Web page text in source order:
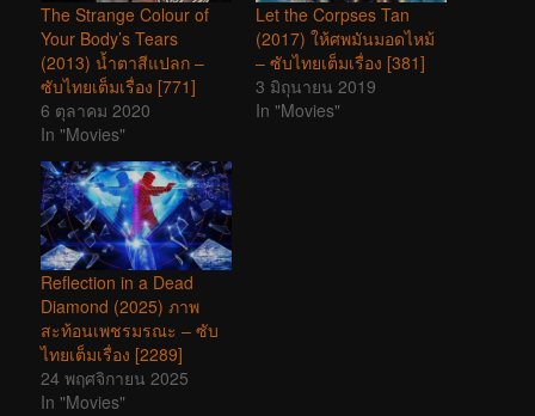
The Strange Colour of
Your Body’s Tears
(2013) น้ำตาสีแปลก –
ซับไทยเต็มเรื่อง [771]
6 ตุลาคม 2020
In "Movies"
Let the Corpses Tan
(2017) ให้ศพมันมอดไหม้
– ซับไทยเต็มเรื่อง [381]
3 มิถุนายน 2019
In "Movies"
Reflection in a Dead
Diamond (2025) ภาพ
สะท้อนเพชรมรณะ – ซับ
ไทยเต็มเรื่อง [2289]
24 พฤศจิกายน 2025
In "Movies"